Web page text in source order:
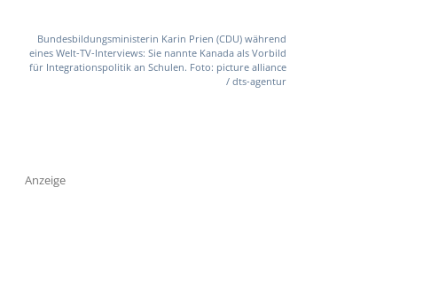
Bundesbildungsministerin Karin Prien (CDU) während
eines Welt-TV-Interviews: Sie nannte Kanada als Vorbild
für Integrationspolitik an Schulen. Foto: picture alliance
/ dts-agentur
Anzeige